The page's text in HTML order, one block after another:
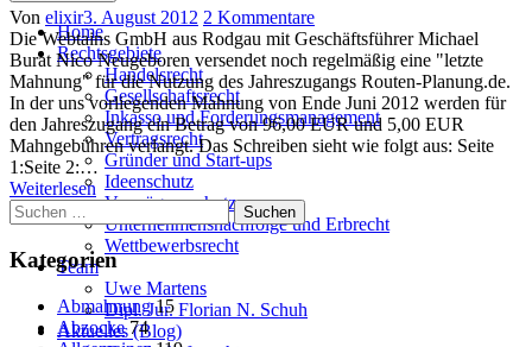
Home
Rechtsgebiete
Handelsrecht
Gesellschaftsrecht
Inkasso und Forderungsmanagement
Vertragsrecht
Gründer und Start-ups
Ideenschutz
Vermögensschutz
Unternehmensnachfolge und Erbrecht
Wettbewerbsrecht
Team
Uwe Martens
Dipl. Jur. Florian N. Schuh
Aktuelles (Blog)
Author
Von elixirPosted
on
3. August 2012 2 Kommentarezu
Rechnung
oder
Mahnung
von
Webtains
für
Die Webtains GmbH aus Rodgau mit Geschäftsführer Michael
Burat Nico Neugeboren versendet noch regelmäßig eine "letzte
Mahnung" für die Nutzung des Jahreszugangs Routen-Planung.de.
In der uns vorliegenden Mahnung von Ende Juni 2012 werden für
den Jahreszugang ein Betrag von 96,00 EUR und 5,00 EUR
Mahngebühren verlangt. Das Schreiben sieht wie folgt aus: Seite
1:Seite 2:…
Weiterlesen
Suchen
nach:
Kategorien
Abmahnung 15
Abzocke 74